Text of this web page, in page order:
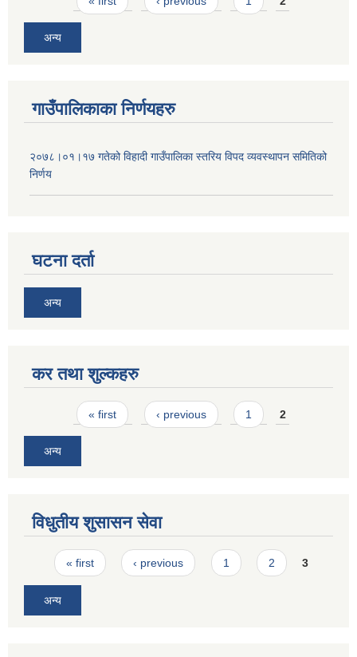
अन्य
गाउँपालिकाका निर्णयहरु
२०७८।०१।१७ गतेको विहादी गाउँपालिका स्तरिय विपद व्यवस्थापन समितिको
निर्णय
घटना दर्ता
अन्य
कर तथा शुल्कहरु
Pages« first ‹ previous 1 2
अन्य
विधुतीय शुसासन सेवा
Pages
« first ‹ previous 1 2 3
अन्य